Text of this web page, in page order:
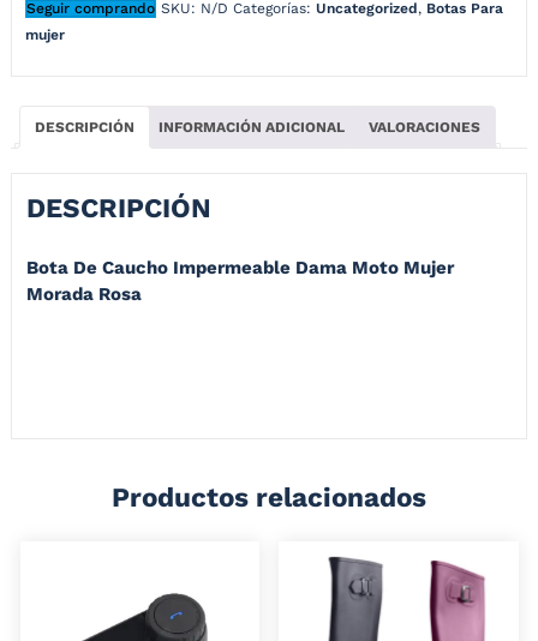
Seguir comprando SKU: N/D Categorías: Uncategorized, Botas Para
mujer
DESCRIPCIÓN INFORMACIÓN ADICIONAL VALORACIONES
DESCRIPCIÓN
Bota De Caucho Impermeable Dama Moto Mujer
Morada Rosa
Productos relacionados